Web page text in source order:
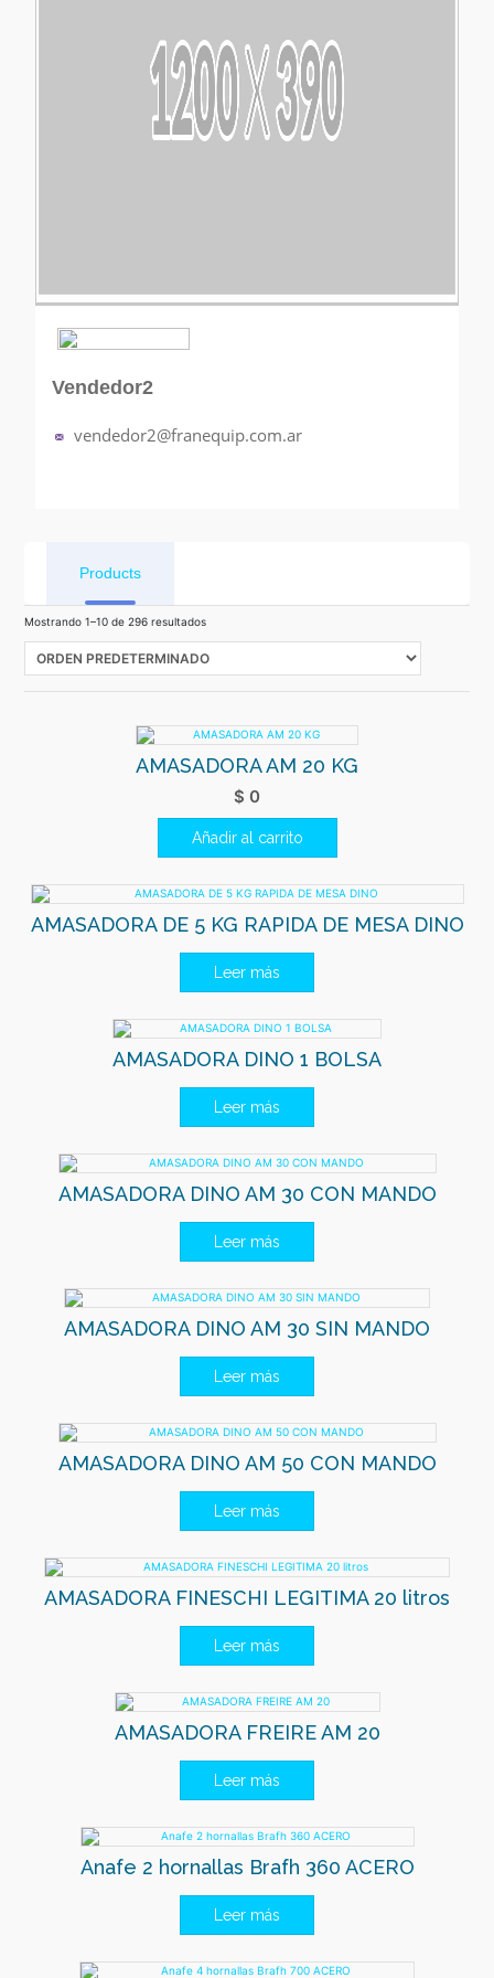
Vendedor2
vendedor2@franequip.com.ar
Products
Mostrando 1–10 de 296 resultados
AMASADORA AM 20 KG
$ 0
Añadir al carrito
AMASADORA DE 5 KG RAPIDA DE MESA DINO
Leer más
AMASADORA DINO 1 BOLSA
Leer más
AMASADORA DINO AM 30 CON MANDO
Leer más
AMASADORA DINO AM 30 SIN MANDO
Leer más
AMASADORA DINO AM 50 CON MANDO
Leer más
AMASADORA FINESCHI LEGITIMA 20 litros
Leer más
AMASADORA FREIRE AM 20
Leer más
Anafe 2 hornallas Brafh 360 ACERO
Leer más